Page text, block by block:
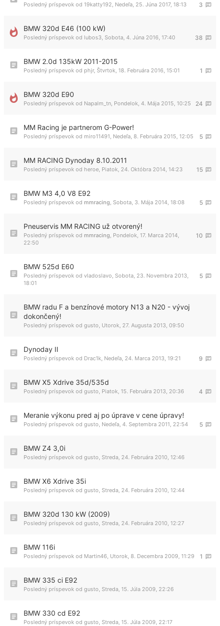
3
Posledný príspevok od 19katty192 Nedeľa, 25. Júna 2017, 18:13
BMW 320d E46 (100 kW)
38
Posledný príspevok od lubos3 Sobota, 4. Júna 2016, 17:40
BMW 2.0d 135kW 2011-2015
1
Posledný príspevok od phjr, Štvrtok, 18. Februára 2016, 15:01
BMW 320d E90
24
Posledný príspevok od Napalm_tn Pondelok, 4. Mája 2015, 10:25
MM Racing je partnerom G-Power!
5
Posledný príspevok od miro11491 Nedeľa, 8. Februára 2015, 12:05
MM RACING Dynoday 8.10.2011
15
Posledný príspevok od heroe Piatok, 24. Októbra 2014, 14:23
BMW M3 4,0 V8 E92
5
Posledný príspevok od mmracing Sobota, 3. Mája 2014, 18:08
Pneuservis MM RACING už otvorený!
10
Posledný príspevok od mmracing Pondelok, 17. Marca 2014,
22:50
BMW 525d E60
5
Posledný príspevok od vladoslavo Sobota, 23. Novembra 2013,
18:01
BMW radu F a benzínové motory N13 a N20 - vývoj
dokončený!
Posledný príspevok od gusto Utorok, 27. Augusta 2013, 09:50
Dynoday II
9
Posledný príspevok od Drac1k Nedeľa, 24. Marca 2013, 19:21
BMW X5 Xdrive 35d/535d
4
Posledný príspevok od gusto Piatok, 15. Februára 2013, 20:36
Meranie výkonu pred aj po úprave v cene úpravy!
5
Posledný príspevok od gusto Nedeľa, 4. Septembra 2011, 22:54
BMW Z4 3,0i
Posledný príspevok od gusto Streda, 24. Februára 2010, 12:46
BMW X6 Xdrive 35i
Posledný príspevok od gusto Streda, 24. Februára 2010, 12:44
BMW 320d 130 kW (2009)
Posledný príspevok od gusto Streda, 24. Februára 2010, 12:27
BMW 116i
1
Posledný príspevok od Martin46 Utorok, 8. Decembra 2009, 11:29
BMW 335 ci E92
Posledný príspevok od gusto Streda, 15. Júla 2009, 22:26
BMW 330 cd E92
Posledný príspevok od gusto Streda, 15. Júla 2009, 22:17